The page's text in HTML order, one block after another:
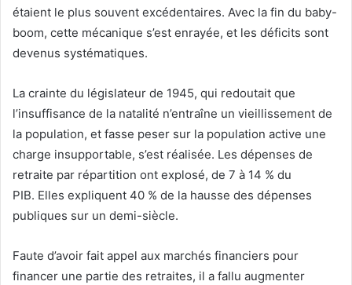
étaient le plus souvent excédentaires. Avec la fin du baby-
boom, cette mécanique s’est enrayée, et les déficits sont
devenus systématiques.
La crainte du législateur de 1945, qui redoutait que
l’insuffisance de la natalité n’entraîne un vieillissement de
la population, et fasse peser sur la population active une
charge insupportable, s’est réalisée. Les dépenses de
retraite par répartition ont explosé, de 7 à 14 % du
PIB. Elles expliquent 40 % de la hausse des dépenses
publiques sur un demi-siècle.
Faute d’avoir fait appel aux marchés financiers pour
financer une partie des retraites, il a fallu augmenter